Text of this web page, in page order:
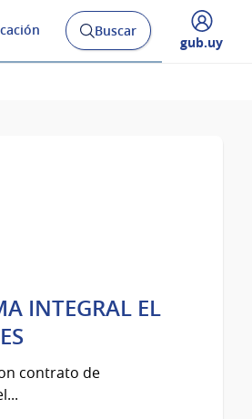
Abrir
buscador
Buscar
Desplegar
gub.uy
INTEGRAL EL
contrato de